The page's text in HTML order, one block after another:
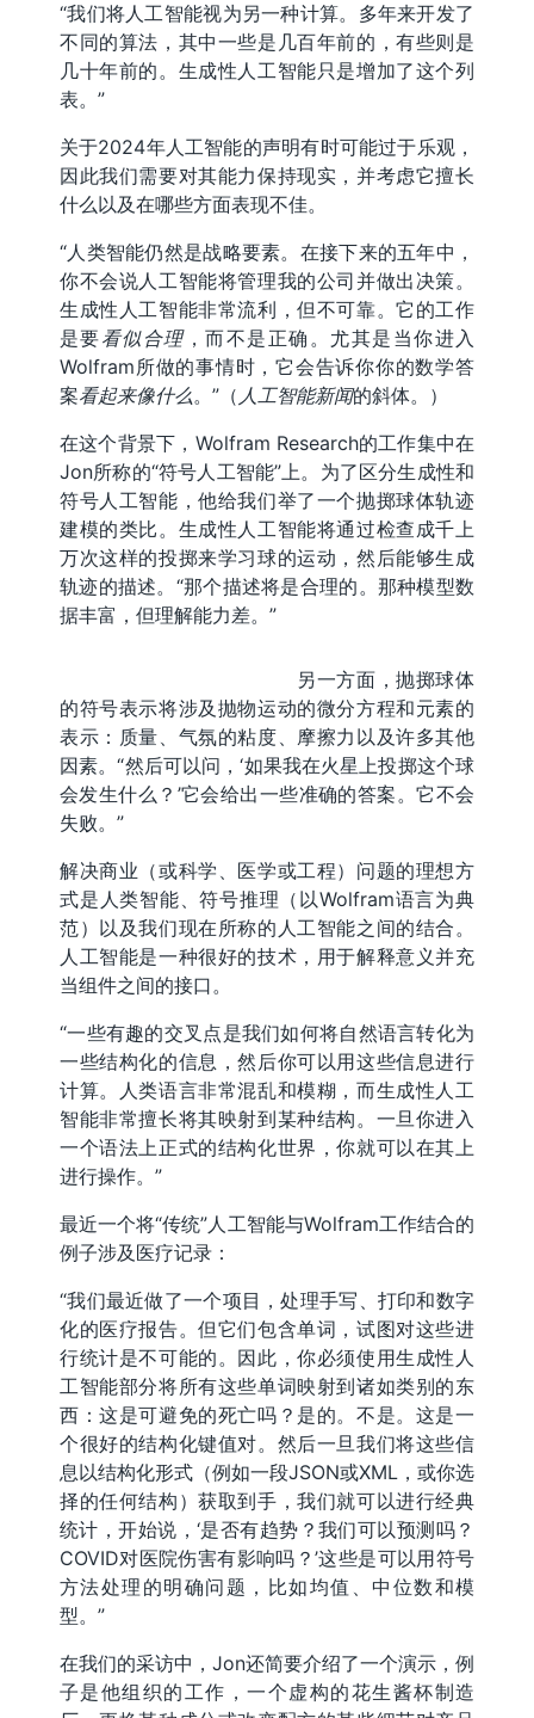
“我们将人工智能视为另一种计算。多年来开发了
不同的算法，其中一些是几百年前的，有些则是
几十年前的。生成性人工智能只是增加了这个列
表。”
关于2024年人工智能的声明有时可能过于乐观，
因此我们需要对其能力保持现实，并考虑它擅长
什么以及在哪些方面表现不佳。
“人类智能仍然是战略要素。在接下来的五年中，
你不会说人工智能将管理我的公司并做出决策。
生成性人工智能非常流利，但不可靠。它的工作
是要看似合理，而不是正确。尤其是当你进入
Wolfram所做的事情时，它会告诉你你的数学答
案看起来像什么。”（ 人工智能新闻的斜体。）
在这个背景下，Wolfram Research的工作集中在
Jon所称的“符号人工智能”上。为了区分生成性和
符号人工智能，他给我们举了一个抛掷球体轨迹
建模的类比。生成性人工智能将通过检查成千上
万次这样的投掷来学习球的运动，然后能够生成
轨迹的描述。“那个描述将是合理的。那种模型数
据丰富，但理解能力差。”
另一方面，抛掷球体
的符号表示将涉及抛物运动的微分方程和元素的
表示：质量、气氛的粘度、摩擦力以及许多其他
因素。“然后可以问，‘如果我在火星上投掷这个球
会发生什么？’它会给出一些准确的答案。它不会
失败。”
解决商业（或科学、医学或工程）问题的理想方
式是人类智能、符号推理（以Wolfram语言为典
范）以及我们现在所称的人工智能之间的结合。
人工智能是一种很好的技术，用于解释意义并充
当组件之间的接口。
“一些有趣的交叉点是我们如何将自然语言转化为
一些结构化的信息，然后你可以用这些信息进行
计算。人类语言非常混乱和模糊，而生成性人工
智能非常擅长将其映射到某种结构。一旦你进入
一个语法上正式的结构化世界，你就可以在其上
进行操作。”
最近一个将“传统”人工智能与Wolfram工作结合的
例子涉及医疗记录：
“我们最近做了一个项目，处理手写、打印和数字
化的医疗报告。但它们包含单词，试图对这些进
行统计是不可能的。因此，你必须使用生成性人
工智能部分将所有这些单词映射到诸如类别的东
西：这是可避免的死亡吗？是的。不是。这是一
个很好的结构化键值对。然后一旦我们将这些信
息以结构化形式（例如一段JSON或XML，或你选
择的任何结构）获取到手，我们就可以进行经典
统计，开始说，‘是否有趋势？我们可以预测吗？
COVID对医院伤害有影响吗？’这些是可以用符号
方法处理的明确问题，比如均值、中位数和模
型。”
在我们的采访中，Jon还简要介绍了一个演示，例
子是他组织的工作，一个虚构的花生酱杯制造